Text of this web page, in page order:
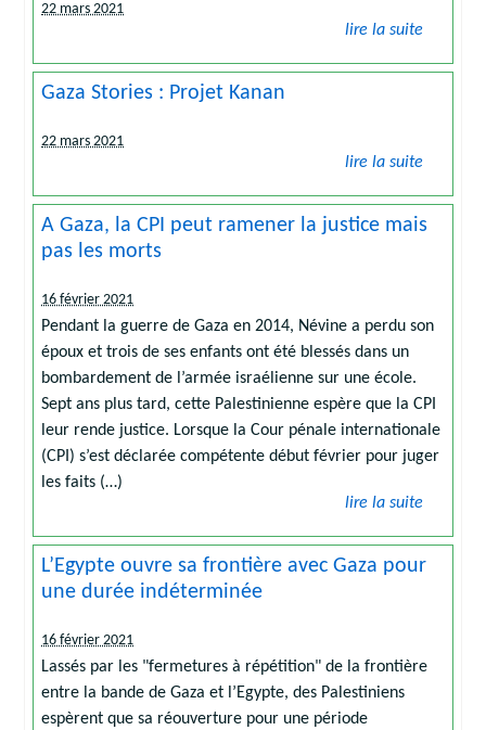
22 mars 2021
lire la suite
Gaza Stories : Projet Kanan
22 mars 2021
lire la suite
A Gaza, la CPI peut ramener la justice mais
pas les morts
16 février 2021
Pendant la guerre de Gaza en 2014, Névine a perdu son
époux et trois de ses enfants ont été blessés dans un
bombardement de l’armée israélienne sur une école.
Sept ans plus tard, cette Palestinienne espère que la CPI
leur rende justice. Lorsque la Cour pénale internationale
(CPI) s’est déclarée compétente début février pour juger
les faits (…)
lire la suite
L’Egypte ouvre sa frontière avec Gaza pour
une durée indéterminée
16 février 2021
Lassés par les "fermetures à répétition" de la frontière
entre la bande de Gaza et l’Egypte, des Palestiniens
espèrent que sa réouverture pour une période